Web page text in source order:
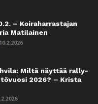
– Koiraharrastajan
Matilainen
10.2.2026
Miltä näyttää rally-
2026? – Krista